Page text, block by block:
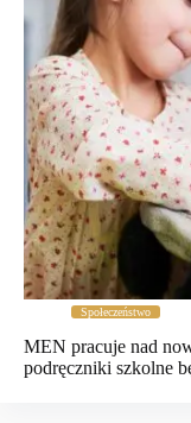
Społeczeństwo
MEN pracuje nad
podręczniki szkolne